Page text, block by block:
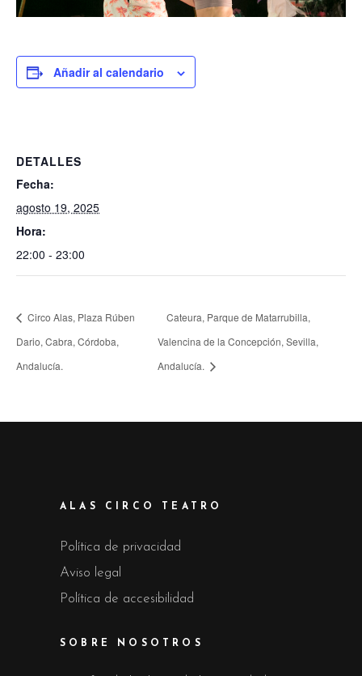
Añadir al calendario
DETALLES
Fecha:
agosto 19, 2025
Hora:
22:00 - 23:00
Circo Alas, Plaza Rúben
Dario, Cabra, Córdoba,
Andalucía.
Cateura, Parque de Matarrubilla,
Valencina de la Concepción, Sevilla,
Andalucía.
ALAS CIRCO TEATRO
Política de privacidad
Aviso legal
Política de accesibilidad
SOBRE NOSOTROS